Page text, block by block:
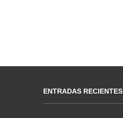
ENTRADAS RECIENTES